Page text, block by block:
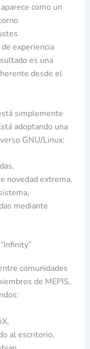
como un
experiencia
es una
desde el
simplemente
adoptando una
GNU/Linux:
novedad extrema,
mediante
comunidades
de MEPIS,
al escritorio,